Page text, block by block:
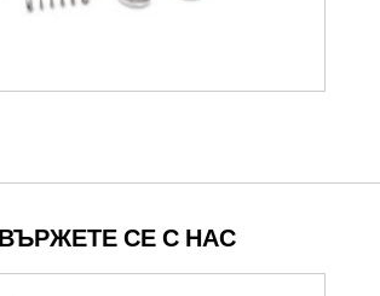
38.35 €
СЕ С НАС